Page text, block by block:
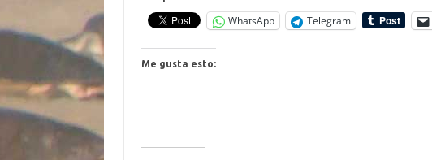
WhatsApp Telegram
Me gusta esto: